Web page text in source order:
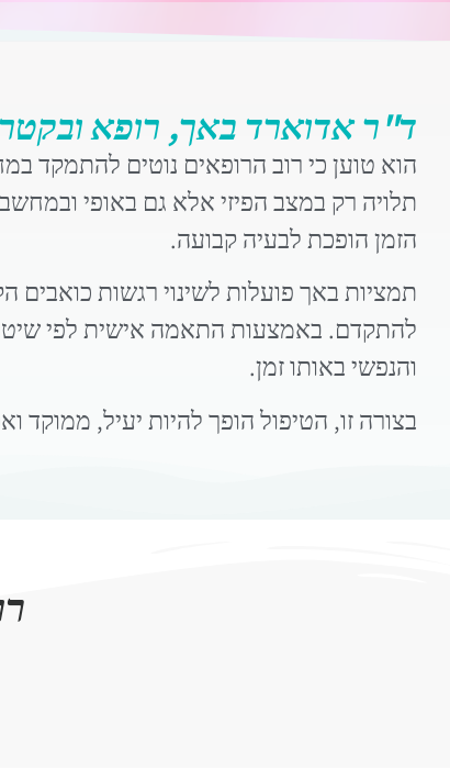
ד"ר אדוארד באך, רופא
הוא טוען כי רוב הרופאים נוטים
תלויה רק במצב הפיזי אלא גם באופי
הזמן הופכת לבעיה קבועה.
תמציות באך פועלות לשינוי רגשות כואבים
להתקדם. באמצעות התאמה אישית לפי שיטת
והנפשי באותו זמן.
בצורה זו, הטיפול הופך להיות יעיל,